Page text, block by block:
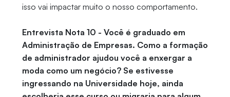
isso vai impactar muito o nosso comportamento.
Entrevista Nota 10 - Você é graduado em
Administração de Empresas. Como a formação
de administrador ajudou você a enxergar a
moda como um negócio? Se estivesse
ingressando na Universidade hoje, ainda